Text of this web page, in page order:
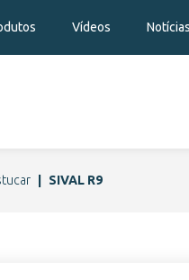
Vídeos Notícias
SIVAL R9